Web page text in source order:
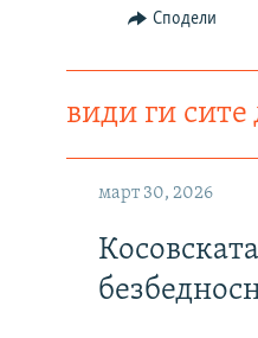
Сподели
види ги
март 30, 2026